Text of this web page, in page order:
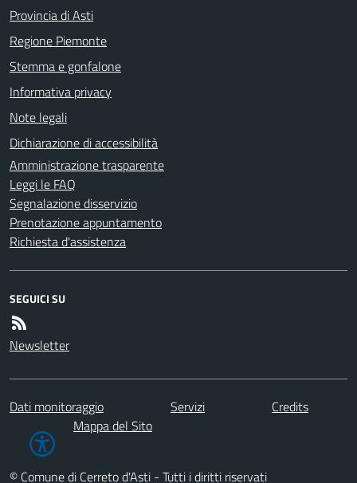
Provincia di Asti
Regione Piemonte
Stemma e gonfalone
Informativa privacy
Note legali
Dichiarazione di accessibilità
Amministrazione trasparente
Leggi le FAQ
Segnalazione disservizio
Prenotazione appuntamento
Richiesta d'assistenza
SEGUICI SU
Newsletter
Dati monitoraggio Servizi
Credits
Mappa del Sito
© Comune di Cerreto d'Asti - Tutti i diritti riservati